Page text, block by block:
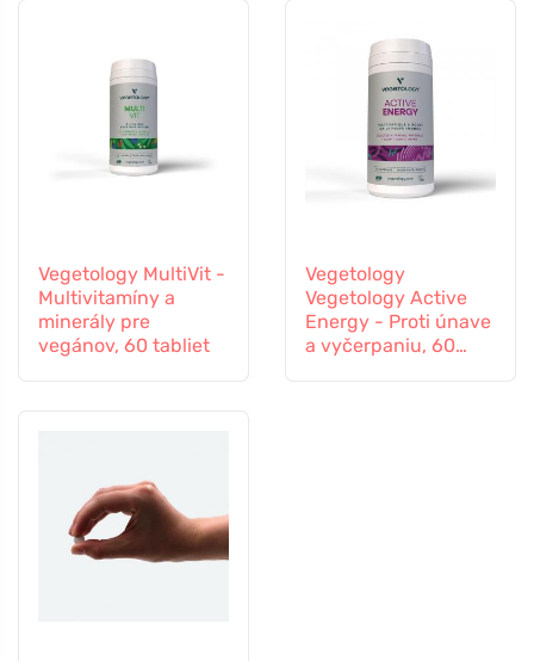
Vegetology MultiVit -
Multivitamíny a
minerály pre
vegánov, 60 tabliet
Vegetology
Vegetology Active
Energy - Proti únave
a vyčerpaniu, 60